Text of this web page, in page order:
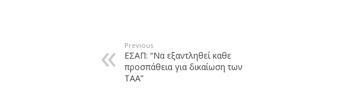
Previous
ΕΣΑΠ: “Να εξαντληθεί καθε
προσπάθεια για δικαίωση των
ΤΑΑ”